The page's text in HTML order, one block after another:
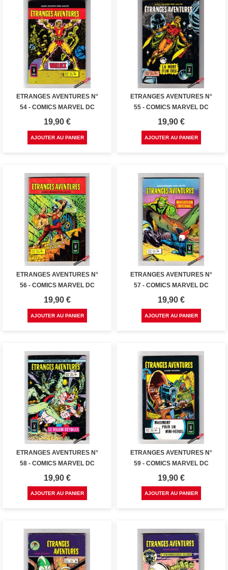
ETRANGES AVENTURES N°
54 - COMICS MARVEL DC
Prix
19,90 €
AJOUTER AU PANIER
ETRANGES AVENTURES N°
55 - COMICS MARVEL DC
Prix
19,90 €
AJOUTER AU PANIER
ETRANGES AVENTURES N°
56 - COMICS MARVEL DC
Prix
19,90 €
AJOUTER AU PANIER
ETRANGES AVENTURES N°
57 - COMICS MARVEL DC
Prix
19,90 €
AJOUTER AU PANIER
ETRANGES AVENTURES N°
58 - COMICS MARVEL DC
Prix
19,90 €
AJOUTER AU PANIER
ETRANGES AVENTURES N°
59 - COMICS MARVEL DC
Prix
19,90 €
AJOUTER AU PANIER